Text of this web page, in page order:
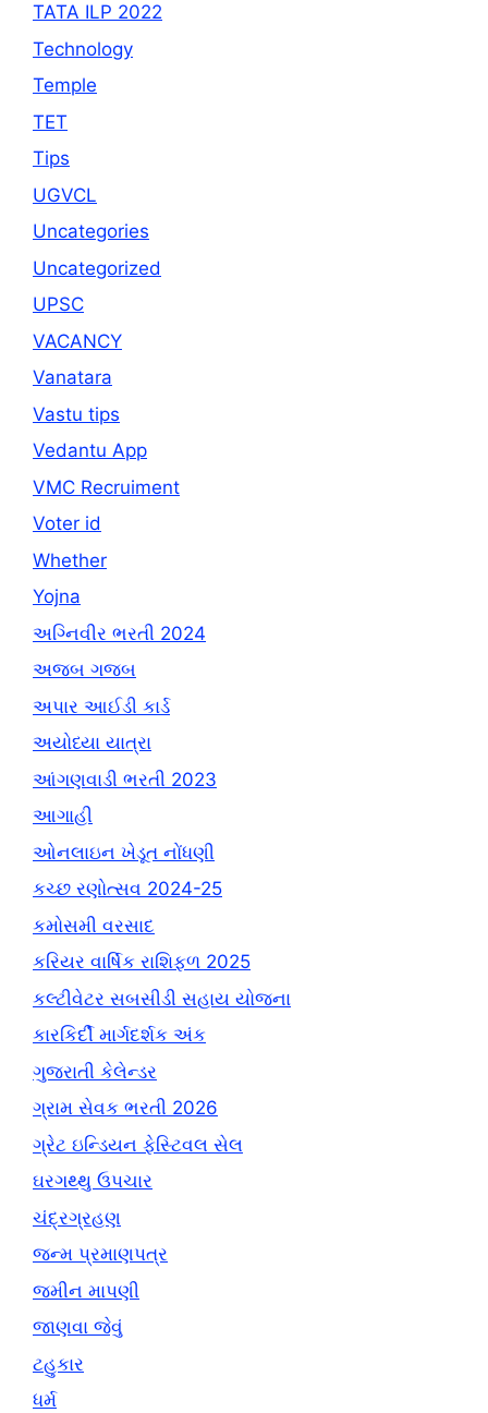
TATA ILP 2022
Technology
Temple
TET
Tips
UGVCL
Uncategories
Uncategorized
UPSC
VACANCY
Vanatara
Vastu tips
Vedantu App
VMC Recruiment
Voter id
Whether
Yojna
અગ્નિવીર ભરતી 2024
અજબ ગજબ
અપાર આઈડી કાર્ડ
અયોધ્યા યાત્રા
આંગણવાડી ભરતી 2023
આગાહી
ઓનલાઇન ખેડૂત નોંધણી
કચ્છ રણોત્સવ 2024-25
કમોસમી વરસાદ
કરિયર વાર્ષિક રાશિફળ 2025
કલ્ટીવેટર સબસીડી સહાય યોજના
કારકિર્દી માર્ગદર્શક અંક
ગુજરાતી કેલેન્ડર
ગ્રામ સેવક ભરતી 2026
ગ્રેટ ઇન્ડિયન ફેસ્ટિવલ સેલ
ઘરગથ્થુ ઉપચાર
ચંદ્રગ્રહણ
જન્મ પ્રમાણપત્ર
જમીન માપણી
જાણવા જેવું
ટહુકાર
ધર્મ